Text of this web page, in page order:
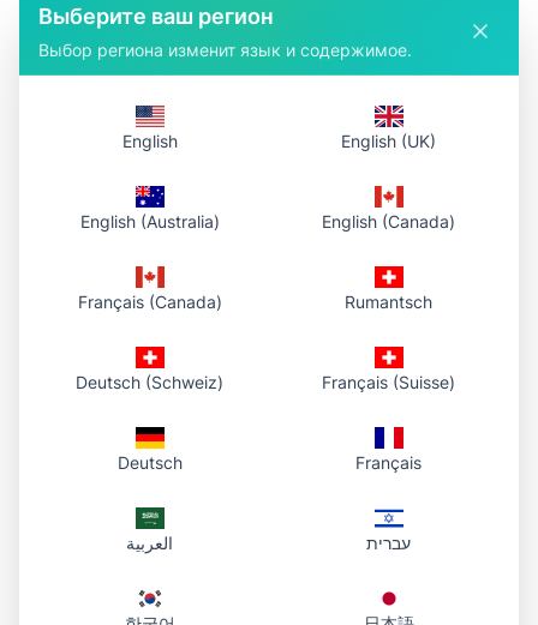
Как это работает
1. Выберите PDF
Выберите файл на устройстве или перетащите его в
2. Загрузите в библиотеку
панели аккаунта, затем возвращаем прямой HTTPS-URL.
Отправьте ссылку по почте или в мессенджере. При
необходимости откройте панель аккаунта, чтобы снова
Выберите ваш регион
Выбор региона изменит язык и содержимое.
English English (UK)
English (Australia) English (Canada)
Français (Canada) Rumantsch
Deutsch (Schweiz) Français (Suisse)
Deutsch Français
العربية עברית